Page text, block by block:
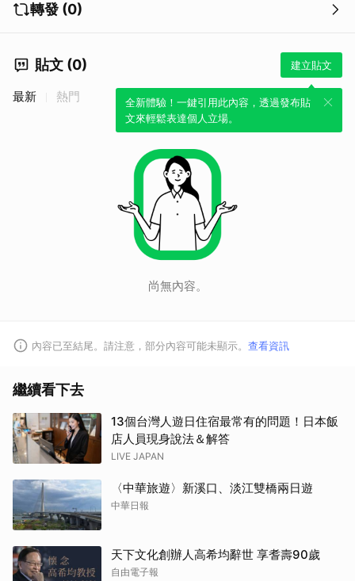
轉發 (0)
貼文 (0) 建立貼文
全新體驗！一鍵引用此內容，透過發布貼
文來輕鬆表達個人立場。
最新 熱門
尚無內容。
內容已至結尾。請注意，部分內容可能未顯示。 查看資訊
繼續看下去
13個台灣人遊日住宿最常有的問題！日本飯
店人員現身說法＆解答
LIVE JAPAN
〈中華旅遊〉新溪口、淡江雙橋兩日遊
中華日報
天下文化創辦人高希均辭世 享耆壽90歲
自由電子報